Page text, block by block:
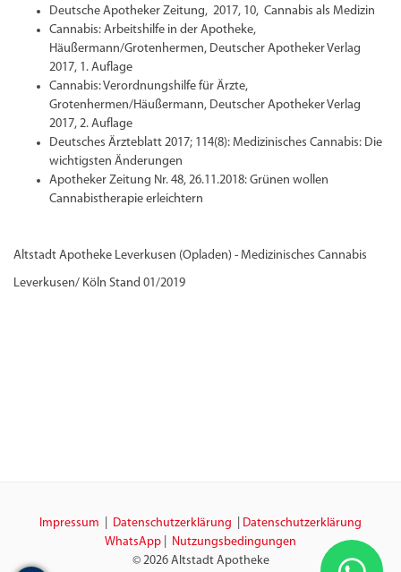
Deutsche Apotheker Zeitung, 2017, 10, Cannabis als Medizin
Cannabis: Arbeitshilfe in der Apotheke,
Häußermann/Grotenhermen, Deutscher Apotheker Verlag
2017, 1. Auflage
Cannabis: Verordnungshilfe für Ärzte,
Grotenhermen/Häußermann, Deutscher Apotheker Verlag
2017, 2. Auflage
Deutsches Ärzteblatt 2017; 114(8): Medizinisches Cannabis: Die
wichtigsten Änderungen
Apotheker Zeitung Nr. 48, 26.11.2018: Grünen wollen
Cannabistherapie erleichtern
Altstadt Apotheke Leverkusen (Opladen) - Medizinisches Cannabis
Leverkusen/ Köln Stand 01/2019
Impressum Datenschutzerklärung
Datenschutzerklärung
WhatsApp
Nutzungsbedingungen
© 2026 Altstadt Apotheke